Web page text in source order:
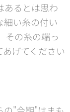
あるとは思わ
細い糸の付い
その糸の端っ
げてください